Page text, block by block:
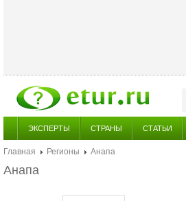
ЭКСПЕРТЫ СТРАНЫ СТАТЬИ
Главная Регионы
Анапа
Анапа